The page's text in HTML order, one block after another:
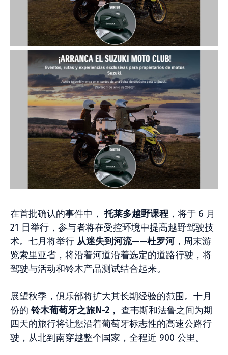
在首批确认的事件中，托莱多越野课程 ，将于 6 月
21 日举行，参与者将在受控环境中提高越野驾驶技
术。七月将举行 从迷失到河流——杜罗河，周末游
览索里亚省，将沿着河道沿着选定的道路行驶，将
驾驶与活动和铃木产品测试结合起来。
展望秋季，俱乐部将扩大其长期经验的范围。十月
份的铃木葡萄牙之旅N-2， 查韦斯和法鲁之间为期
四天的旅行将让您沿着葡萄牙标志性的高速公路行
驶，从北到南穿越整个国家，全程近 900 公里。